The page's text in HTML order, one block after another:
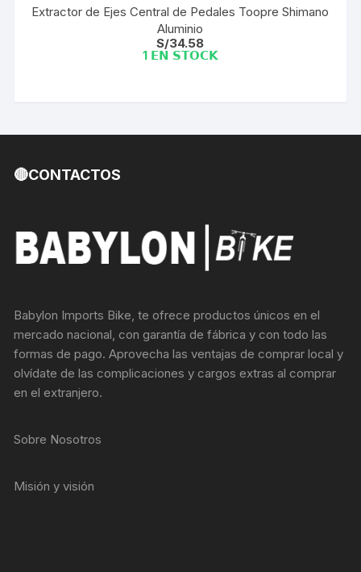
Extractor de Ejes Central de Pedales Toopre Shimano
Aluminio
S/34.58
1 𝗘𝗡 𝗦𝗧𝗢𝗖𝗞
🔴CONTACTOS
Babylon Imports Bike, te ofrece productos únicos en el
mercado nacional, con garantía de fábrica y con todo las
formas de pago. Aprovecha las ventajas de comprar local y
olvídate de las complicaciones y cargos extras al comprar
en el extranjero.
Sobre Nosotros
Misión y visión